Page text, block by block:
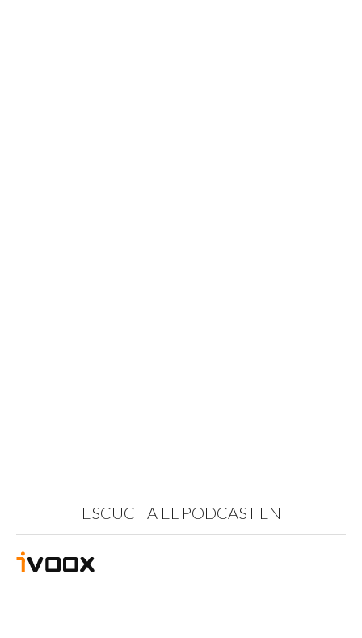
ESCUCHA EL PODCAST EN